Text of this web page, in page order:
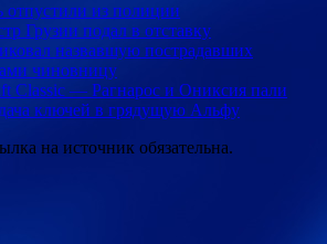
отпустили из полиции
Грузии подал в отставку
назвавшую пострадавших
чиновницу
Classic — Рагнарос и Ониксия пали
ключей в грядущую Альфу
на источник обязательна.